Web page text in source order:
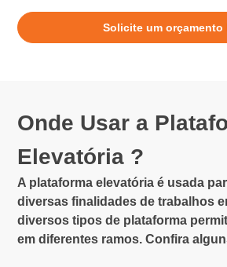
Solicite um orçamento
Onde Usar a
Elevatória ?
A plataforma elevatória é usada
diversas finalidades de trabalhos
diversos tipos de plataforma
em diferentes ramos. Confira